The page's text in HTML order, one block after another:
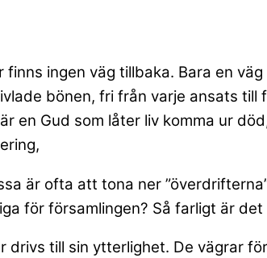
ingen väg tillbaka. Bara en
bönen, fri från varje ansats
en Gud som låter liv komma ur
är ofta att tona ner
för församlingen? Så farligt är
drivs till sin ytterlighet. De vägrar